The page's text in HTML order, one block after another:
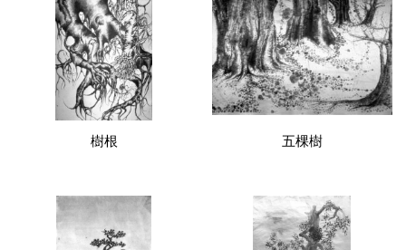
樹根 五棵樹